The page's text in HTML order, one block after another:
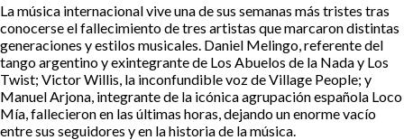
La música internacional vive una de sus semanas más tristes tras
conocerse el fallecimiento de tres artistas que marcaron distintas
generaciones y estilos musicales. Daniel Melingo, referente del
tango argentino y exintegrante de Los Abuelos de la Nada y Los
Twist; Victor Willis, la inconfundible voz de Village People; y
Manuel Arjona, integrante de la icónica agrupación española Loco
Mía, fallecieron en las últimas horas, dejando un enorme vacío
entre sus seguidores y en la historia de la música.